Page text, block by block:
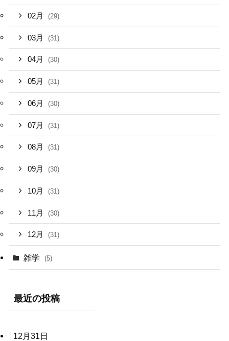
02月 (29)
03月 (31)
04月 (30)
05月 (31)
06月 (30)
07月 (31)
08月 (31)
09月 (30)
10月 (31)
11月 (30)
12月 (31)
雑学 (5)
最近の投稿
12月31日